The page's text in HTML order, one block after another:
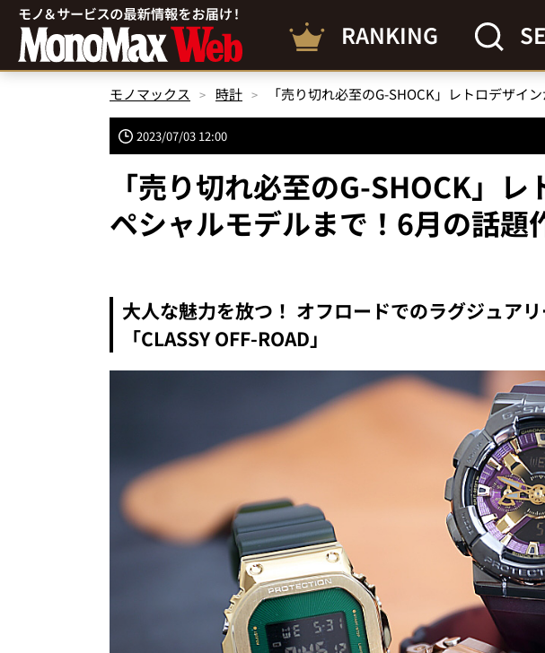
RANKING
モノマックス 時計
2023/07/03 12:00
「売り切れ必至のG-SHOCK」
ペシャルモデルまで！6月の話題
大人な魅力を放つ！ オフロードでのラグジュア
「CLASSY OFF-ROAD」